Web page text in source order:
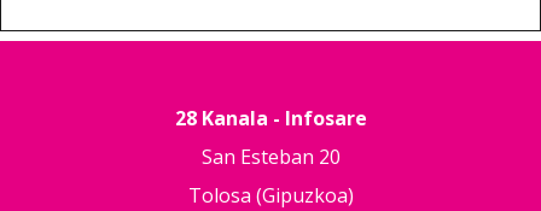
28 Kanala - Infosare
San Esteban 20
Tolosa (Gipuzkoa)